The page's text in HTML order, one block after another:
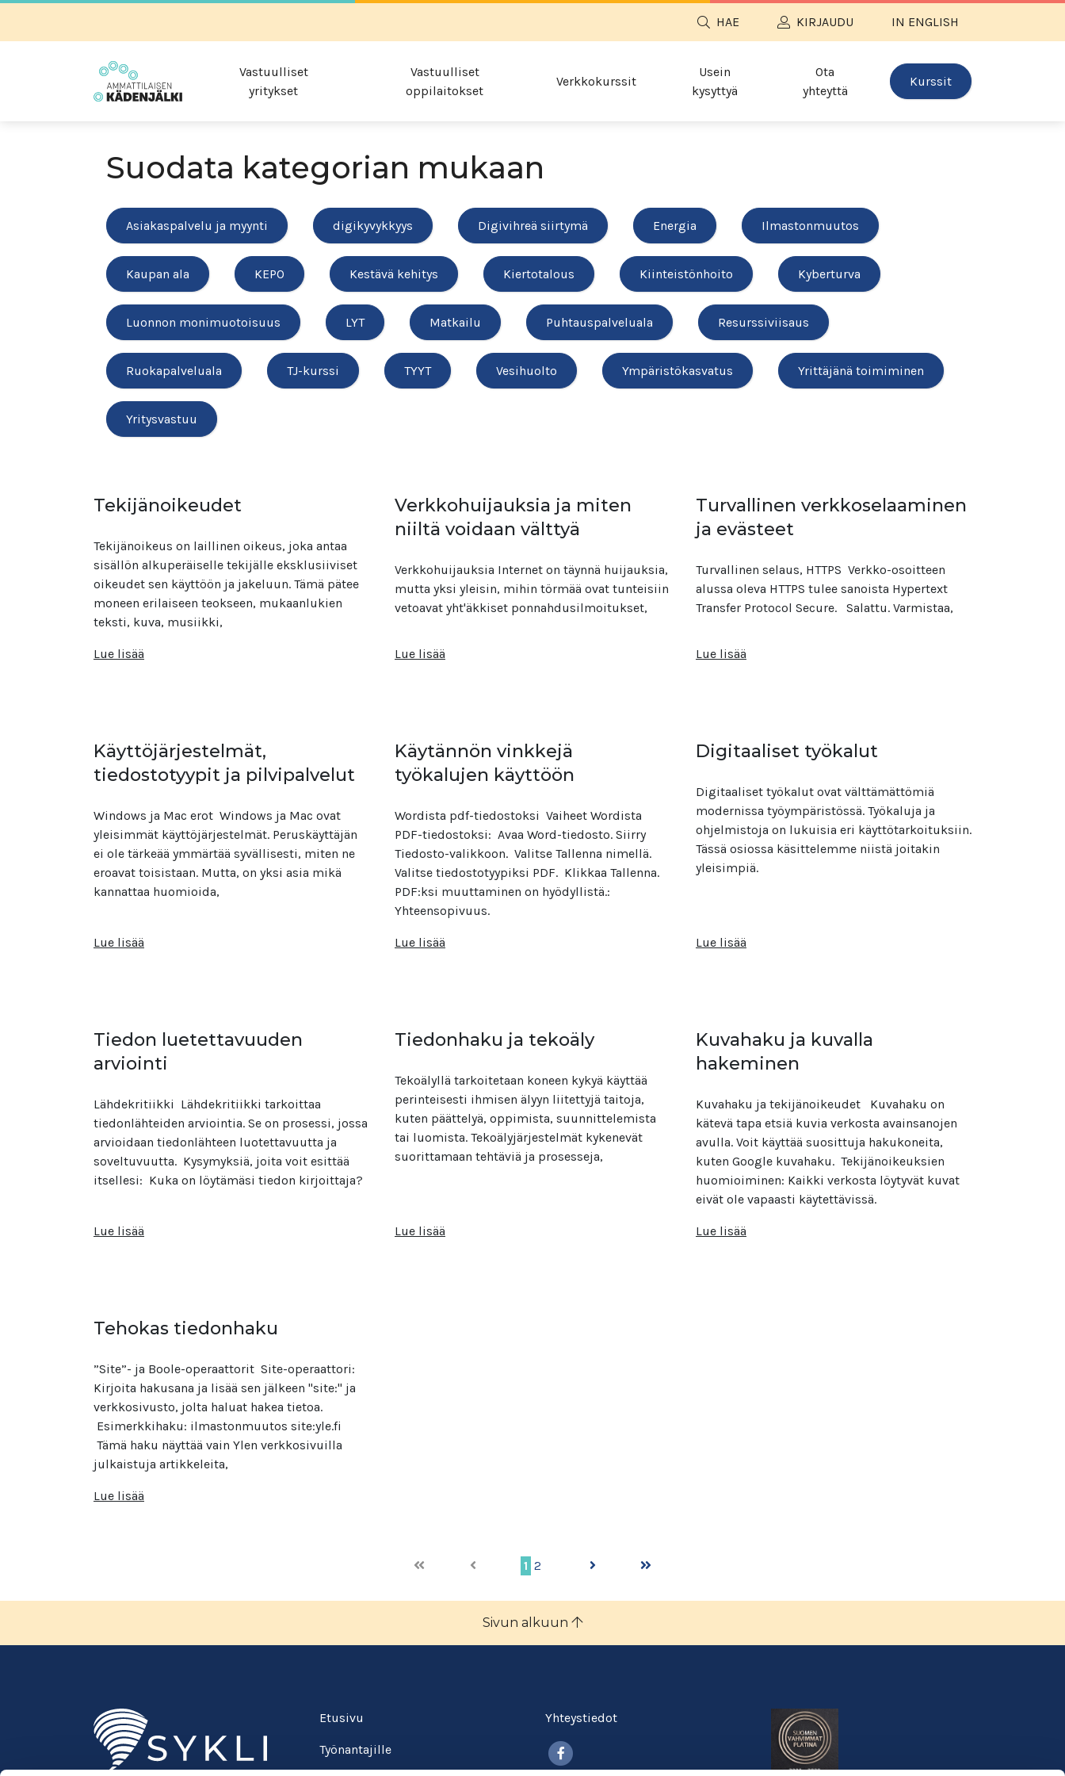
HAE KIRJAUDU IN ENGLISH
Vastuulliset
yritykset
Vastuulliset
oppilaitokset
Verkkokurssit
Usein
kysyttyä
Ota
yhteyttä
Kurssit
Suodata kategorian mukaan
Asiakaspalvelu ja myynti digikyvykkyys Digivihreä siirtymä Energia Ilmastonmuutos
Kaupan ala KEPO Kestävä kehitys Kiertotalous Kiinteistönhoito Kyberturva
Luonnon monimuotoisuus LYT Matkailu Puhtauspalveluala Resurssiviisaus
Ruokapalveluala TJ-kurssi TYYT Vesihuolto Ympäristökasvatus Yrittäjänä toimiminen
Yritysvastuu
Tekijänoikeudet
Tekijänoikeus on laillinen oikeus, joka antaa
sisällön alkuperäiselle tekijälle eksklusiiviset
oikeudet sen käyttöön ja jakeluun. Tämä pätee
moneen erilaiseen teokseen, mukaanlukien
teksti, kuva, musiikki,
Lue lisää
Verkkohuijauksia ja miten
niiltä voidaan välttyä
Verkkohuijauksia Internet on täynnä huijauksia,
mutta yksi yleisin, mihin törmää ovat tunteisiin
vetoavat yht'äkkiset ponnahdusilmoitukset,
Lue lisää
Turvallinen verkkoselaaminen
ja evästeet
Turvallinen selaus, HTTPS Verkko-osoitteen
alussa oleva HTTPS tulee sanoista Hypertext
Transfer Protocol Secure. ​ Salattu. Varmistaa,
Lue lisää
Käyttöjärjestelmät,
tiedostotyypit ja pilvipalvelut
Windows ja Mac erot Windows ja Mac ovat
yleisimmät käyttöjärjestelmät. Peruskäyttäjän
ei ole tärkeää ymmärtää syvällisesti, miten ne
eroavat toisistaan. Mutta, on yksi asia mikä
kannattaa huomioida,
Lue lisää
Käytännön vinkkejä
työkalujen käyttöön
Wordista pdf-tiedostoksi Vaiheet Wordista
PDF-tiedostoksi:​ Avaa Word-tiedosto.​ Siirry
Tiedosto-valikkoon.​ Valitse Tallenna nimellä.​
Valitse tiedostotyypiksi PDF.​ Klikkaa Tallenna.​
PDF:ksi muuttaminen on hyödyllistä.:
Yhteensopivuus.
Lue lisää
Digitaaliset työkalut
Digitaaliset työkalut ovat välttämättömiä
modernissa työympäristössä. Työkaluja ja
ohjelmistoja on lukuisia eri käyttötarkoituksiin.
Tässä osiossa käsittelemme niistä joitakin
yleisimpiä.
Lue lisää
Tiedon luetettavuuden
arviointi
Lähdekritiikki Lähdekritiikki tarkoittaa
tiedonlähteiden arviointia. Se on prosessi, jossa
arvioidaan tiedonlähteen luotettavuutta ja
soveltuvuutta. Kysymyksiä, joita voit esittää
itsellesi: Kuka on löytämäsi tiedon kirjoittaja?
Lue lisää
Tiedonhaku ja tekoäly
Tekoälyllä tarkoitetaan koneen kykyä käyttää
perinteisesti ihmisen älyyn liitettyjä taitoja,
kuten päättelyä, oppimista, suunnittelemista
tai luomista. Tekoälyjärjestelmät kykenevät
suorittamaan tehtäviä ja prosesseja,
Lue lisää
Kuvahaku ja kuvalla
hakeminen
Kuvahaku ja tekijänoikeudet​ Kuvahaku on
kätevä tapa etsiä kuvia verkosta avainsanojen
avulla. Voit käyttää suosittuja hakukoneita,
kuten Google kuvahaku. Tekijänoikeuksien
huomioiminen: Kaikki verkosta löytyvät kuvat
eivät ole vapaasti käytettävissä.
Lue lisää
Tehokas tiedonhaku
”Site”- ja Boole-operaattorit Site-operaattori:
Kirjoita hakusana ja lisää sen jälkeen "site:" ja
verkkosivusto, jolta haluat hakea tietoa.​
Esimerkkihaku: ilmastonmuutos site:yle.fi ​
Tämä haku näyttää vain Ylen verkkosivuilla
julkaistuja artikkeleita,
Lue lisää
1 2
Sivun alkuun
Etusivu
Työnantajille
Yhteystiedot